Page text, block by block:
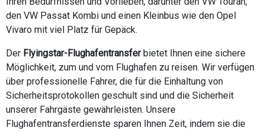
den VW Passat Kombi und einen Kleinbus wie den Opel
Vivaro mit viel Platz für Gepäck.
Der Flyingstar-Flughafentransferbietet Ihnen eine sichere
Möglichkeit, zum und vom Flughafen zu reisen. Wir verfügen
über professionelle Fahrer, die für die Einhaltung von
Sicherheitsprotokollen geschult sind und die Sicherheit
unserer Fahrgäste gewährleisten. Unsere
Flughafentransferdienste sparen Ihnen Zeit, indem sie die